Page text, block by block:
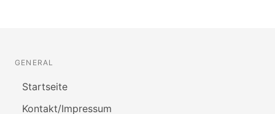
GENERAL
Startseite
Kontakt/Impressum